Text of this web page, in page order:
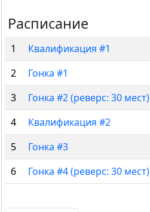
Расписание
1 Квалификация #1
2
Гонка #1
3
Гонка #2 (реверс: 30 мест)
4
Квалификация #2
5
Гонка #3
6
Гонка #4 (реверс: 30 мест)